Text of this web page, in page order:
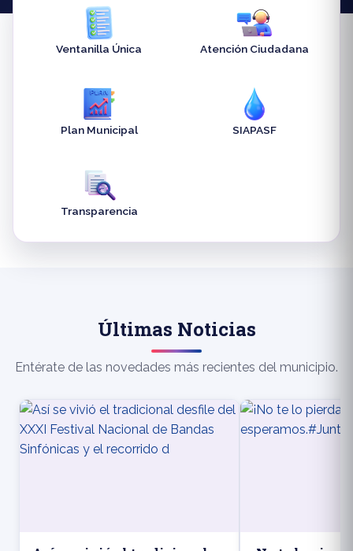
Ventanilla Única Atención Ciudadana
Plan Municipal SIAPASF
Transparencia
Últimas Noticias
Entérate de las novedades más recientes del municipio.